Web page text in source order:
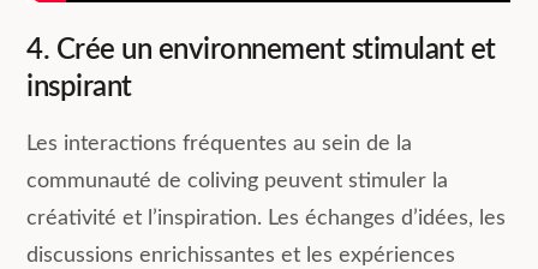
4. Crée un environnement stimulant et
inspirant
Les interactions fréquentes au sein de la
communauté de coliving peuvent stimuler la
créativité et l’inspiration. Les échanges d’idées, les
discussions enrichissantes et les expériences